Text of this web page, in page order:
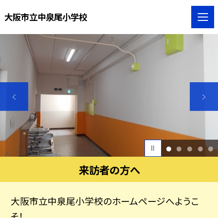
大阪市立中泉尾小学校
1 2 3 4 5
来訪者の方へ
大阪市立中泉尾小学校のホームページへようこ